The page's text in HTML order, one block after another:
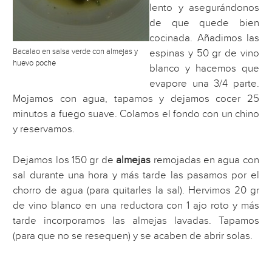
Bacalao en salsa verde con almejas y
huevo poche
lento y asegurándonos
de que quede bien
cocinada. Añadimos las
espinas y 50 gr de vino
blanco y hacemos que
evapore una 3/4 parte.
Mojamos con agua, tapamos y dejamos cocer 25
minutos a fuego suave. Colamos el fondo con un chino
y reservamos.
Dejamos los 150 gr de almejas remojadas en agua con
sal durante una hora y más tarde las pasamos por el
chorro de agua (para quitarles la sal). Hervimos 20 gr
de vino blanco en una reductora con 1 ajo roto y más
tarde incorporamos las almejas lavadas. Tapamos
(para que no se resequen) y se acaben de abrir solas.